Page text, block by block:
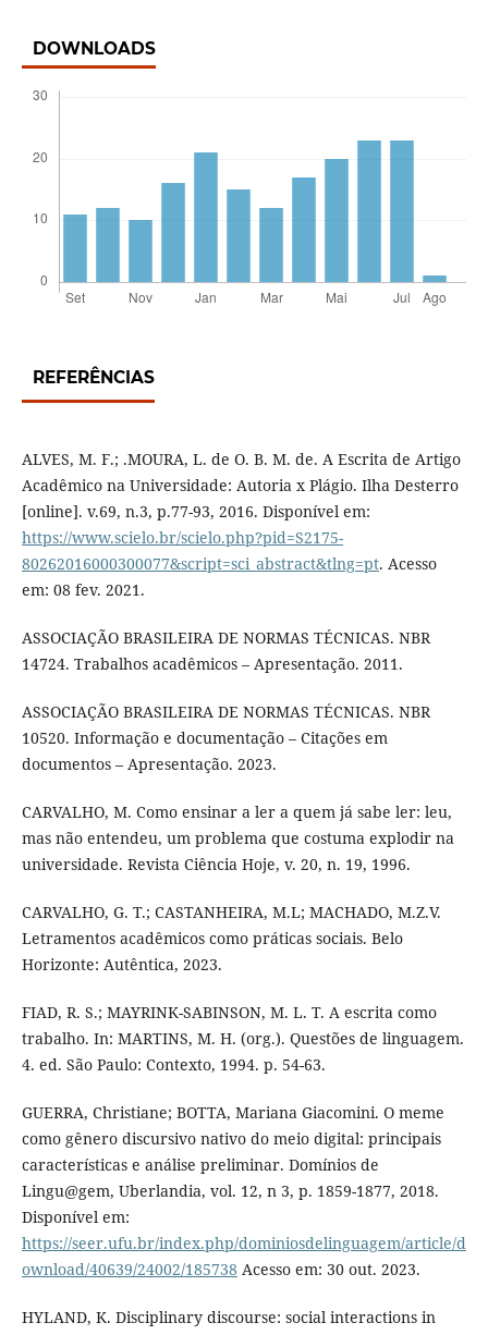
DOWNLOADS
REFERÊNCIAS
ALVES, M. F.; .MOURA, L. de O. B. M. de. A Escrita de Artigo
Acadêmico na Universidade: Autoria x Plágio. Ilha Desterro
[online]. v.69, n.3, p.77-93, 2016. Disponível em:
https://www.scielo.br/scielo.php?pid=S2175-
80262016000300077&script=sci_abstract&tlng=pt. Acesso
em: 08 fev. 2021.
ASSOCIAÇÃO BRASILEIRA DE NORMAS TÉCNICAS. NBR
14724. Trabalhos acadêmicos – Apresentação. 2011.
ASSOCIAÇÃO BRASILEIRA DE NORMAS TÉCNICAS. NBR
10520. Informação e documentação – Citações em
documentos – Apresentação. 2023.
CARVALHO, M. Como ensinar a ler a quem já sabe ler: leu,
mas não entendeu, um problema que costuma explodir na
universidade. Revista Ciência Hoje, v. 20, n. 19, 1996.
CARVALHO, G. T.; CASTANHEIRA, M.L; MACHADO, M.Z.V.
Letramentos acadêmicos como práticas sociais. Belo
Horizonte: Autêntica, 2023.
FIAD, R. S.; MAYRINK-SABINSON, M. L. T. A escrita como
trabalho. In: MARTINS, M. H. (org.). Questões de linguagem.
4. ed. São Paulo: Contexto, 1994. p. 54-63.
GUERRA, Christiane; BOTTA, Mariana Giacomini. O meme
como gênero discursivo nativo do meio digital: principais
características e análise preliminar. Domínios de
Lingu@gem, Uberlandia, vol. 12, n 3, p. 1859-1877, 2018.
Disponível em:
https://seer.ufu.br/index.php/dominiosdelinguagem/article/d
ownload/40639/24002/185738 Acesso em: 30 out. 2023.
HYLAND, K. Disciplinary discourse: social interactions in